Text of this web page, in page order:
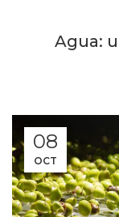
Agua:
08
OCT